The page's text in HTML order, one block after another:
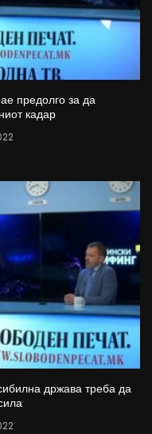
предолго за да
кадар
држава треба да